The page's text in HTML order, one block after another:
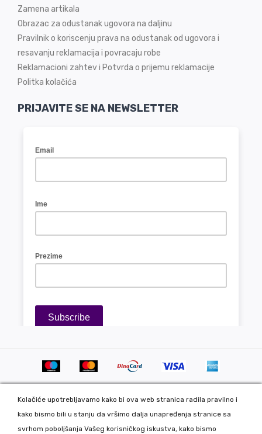
Kolačiće upotrebljavamo kako bi ova web stranica radila pravilno i
kako bismo bili u stanju da vršimo dalja unapređenja stranice sa
svrhom poboljšanja Vašeg korisničkog iskustva, kako bismo
Zamena artikala
Obrazac za odustanak ugovora na daljinu
Pravilnik o koriscenju prava na odustanak od ugovora i
resavanju reklamacija i povracaju robe
Reklamacioni zahtev i Potvrda o prijemu reklamacije
Politka kolačića
PRIJAVITE SE NA NEWSLETTER